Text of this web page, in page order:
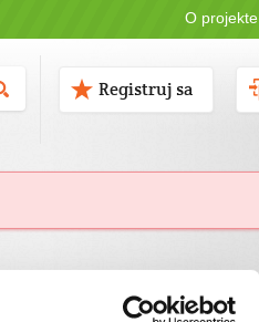
O projekte
Registruj sa